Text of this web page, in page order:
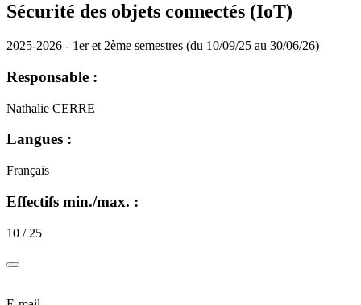
Sécurité des objets connectés (IoT)
2025-2026 - 1er et 2ème semestres (du 10/09/25 au 30/06/26)
Responsable :
Nathalie CERRE
Langues :
Français
Effectifs min./max. :
10 / 25